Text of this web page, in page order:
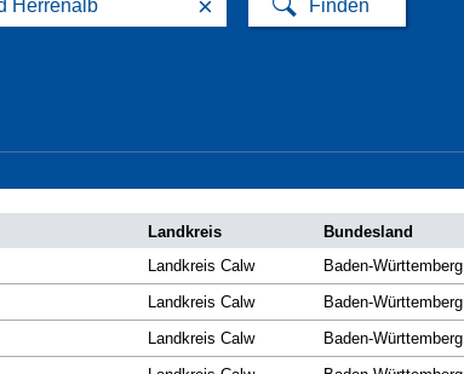
×
Landkreis
Bundesland
Landkreis Calw
Baden-Württemberg
Landkreis Calw
Baden-Württemberg
Landkreis Calw
Baden-Württemberg